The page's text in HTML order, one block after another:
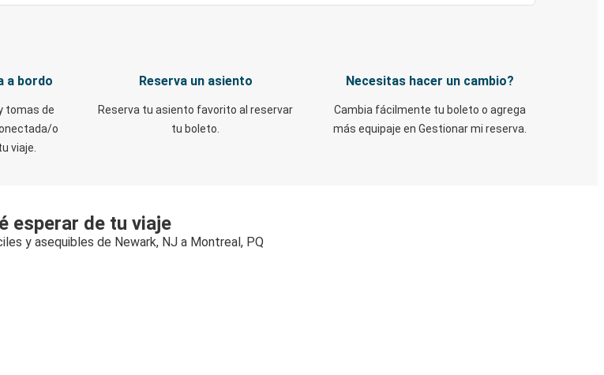
a bordo
tomas de
o
viaje.
Reserva un asiento
Reserva tu asiento favorito al reservar
tu boleto.
Necesitas hacer un cambio?
Cambia fácilmente tu boleto o agrega
más equipaje en Gestionar mi reserva.
esperar de tu viaje
y asequibles de Newark, NJ a Montreal, PQ